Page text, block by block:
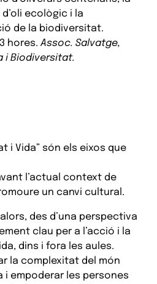
ecològic i la
de la biodiversitat.
hores. Assoc. Salvatge,
i Biodiversitat.
i Vida” són els eixos que
l’actual context de
un canvi cultural.
des d’una perspectiva
clau per a l’acció i la
dins i fora les aules.
la complexitat del món
i empoderar les persones